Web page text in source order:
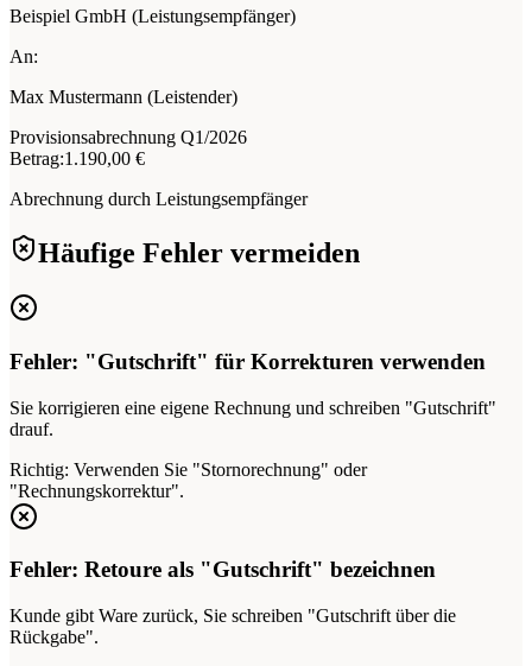
Beispiel GmbH (Leistungsempfänger)
An:
Max Mustermann (Leistender)
Provisionsabrechnung Q1/2026
Betrag:1.190,00 €
Abrechnung durch Leistungsempfänger
Häufige Fehler vermeiden
Fehler: "Gutschrift" für Korrekturen verwenden
Sie korrigieren eine eigene Rechnung und schreiben "Gutschrift"
drauf.
Richtig: Verwenden Sie "Stornorechnung" oder
"Rechnungskorrektur".
Fehler: Retoure als "Gutschrift" bezeichnen
Kunde gibt Ware zurück, Sie schreiben "Gutschrift über die
Rückgabe".